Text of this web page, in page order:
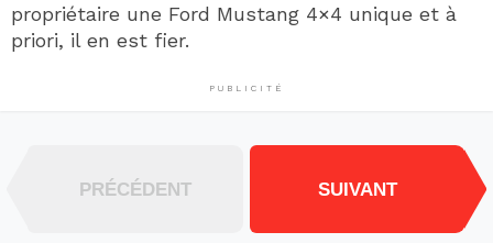
propriétaire une Ford Mustang 4×4 unique et à
priori, il en est fier.
PUBLICITÉ
PRÉCÉDENT SUIVANT